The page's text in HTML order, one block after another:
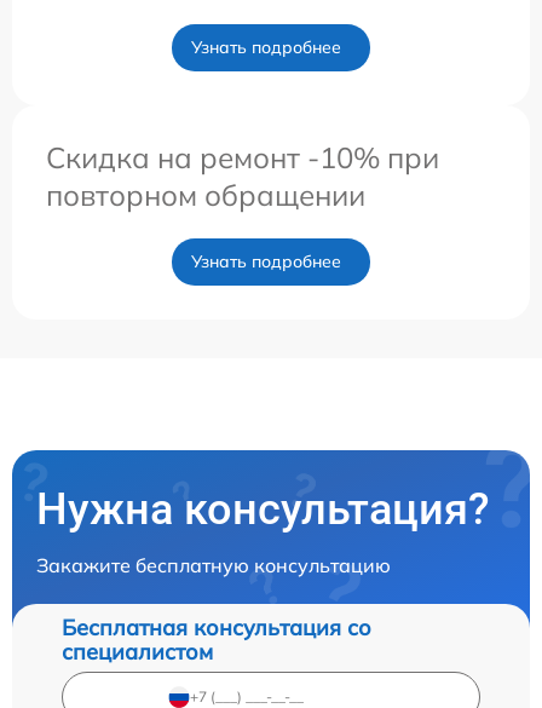
Узнать подробнее
Скидка на ремонт -10% при
повторном обращении
Узнать подробнее
Нужна консультация?
Закажите бесплатную консультацию
Бесплатная консультация со
специалистом